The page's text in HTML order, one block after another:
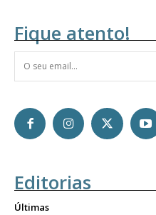
Fique atento!
Editorias
Últimas